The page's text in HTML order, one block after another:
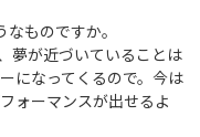
ものですか。
夢が近づいていることは
になってくるので。今は
ォーマンスが出せるよ